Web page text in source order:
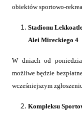
obiektów sportowo-
Stadionu
Alei Mireckiego 4
W dniach od
możliwe będzie
wcześniejszym
Kompleksu